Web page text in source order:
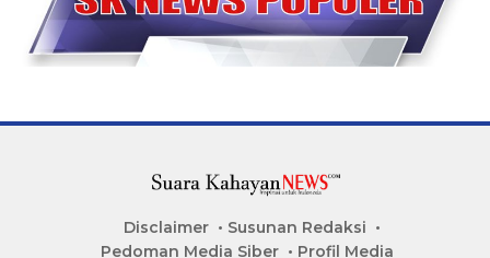
Disclaimer
Susunan Redaksi
Pedoman Media Siber
Profil Media